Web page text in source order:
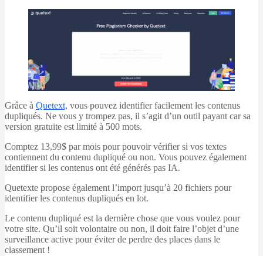
Grâce à Quetext, vous pouvez identifier facilement les contenus
dupliqués. Ne vous y trompez pas, il s’agit d’un outil payant car sa
version gratuite est limité à 500 mots.
Comptez 13,99$ par mois pour pouvoir vérifier si vos textes
contiennent du contenu dupliqué ou non. Vous pouvez également
identifier si les contenus ont été générés pas IA.
Quetexte propose également l’import jusqu’à 20 fichiers pour
identifier les contenus dupliqués en lot.
Le contenu dupliqué est la dernière chose que vous voulez pour
votre site. Qu’il soit volontaire ou non, il doit faire l’objet d’une
surveillance active pour éviter de perdre des places dans le
classement !